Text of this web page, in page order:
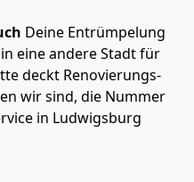
Deine Entrümpelung
eine andere Stadt für
deckt Renovierungs-
wir sind, die Nummer
in Ludwigsburg